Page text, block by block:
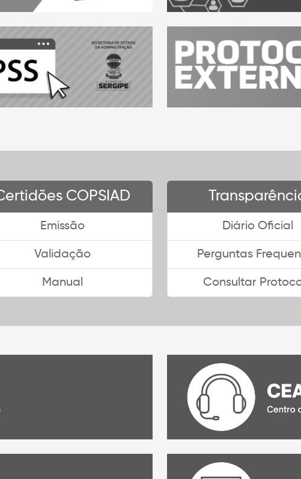
COPSIAD
Emissão
Validação
Manual
Diário Oficial
Perguntas
Consultar